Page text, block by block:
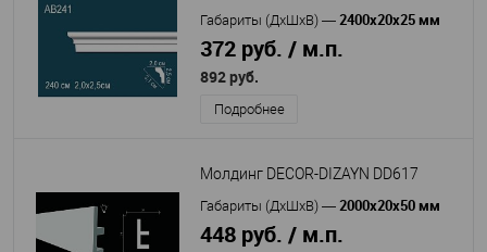
Габариты (ДхШхВ) — 2400x20x25 мм
372 руб. / м.п.
892 руб.
Подробнее
Молдинг DECOR-DIZAYN DD617
Габариты (ДхШхВ) — 2000х20х50 мм
448 руб. / м.п.